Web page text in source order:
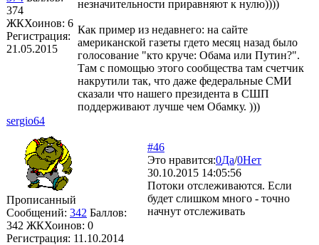
374
ЖКХоинов: 6
Регистрация:
21.05.2015
незначительности приравняют к нулю))))
Как пример из недавнего: на сайте
американской газеты гдето месяц назад было
голосование "кто круче: Обама или Путин?".
Там с помощью этого сообщества там счетчик
накрутили так, что даже федеральные СМИ
сказали что нашего президента в СШП
поддерживают лучше чем Обамку. )))
sergio64
Прописанный
Сообщений: 342 Баллов:
342 ЖКХоинов: 0
Регистрация: 11.10.2014
#46
Это нравится:0Да/0Нет
30.10.2015 14:05:56
Потоки отслеживаются. Если
будет слишком много - точно
начнут отслеживать